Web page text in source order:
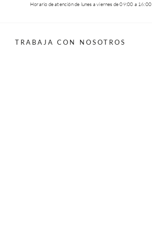
Horario de atención de lunes a viernes de 09:00 a 16:00
TRABAJA CON NOSOTROS